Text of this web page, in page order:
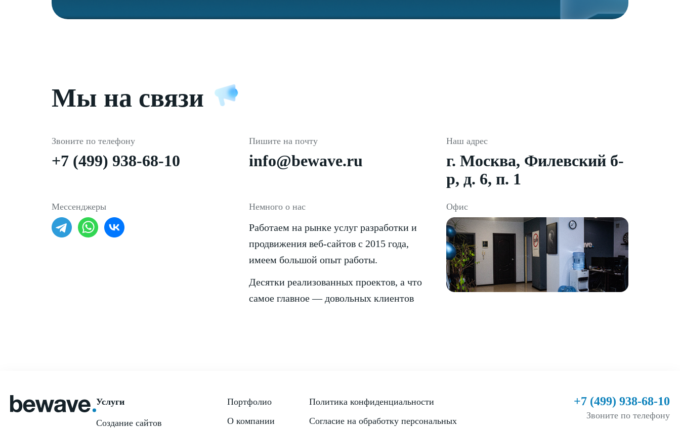
Мы на связи
Звоните по телефону
+7 (499) 938-68-10
Пишите на почту
info@bewave.ru
Наш адрес
г. Москва, Филевский б-
р, д. 6, п. 1
Мессенджеры Немного о нас
Работаем на рынке услуг разработки и
продвижения веб-сайтов с 2015 года,
имеем большой опыт работы.
Десятки реализованных проектов, а что
самое главное — довольных клиентов
Офис
Услуги
Создание сайтов
Портфолио
О компании
Политика конфиденциальности
Согласие на обработку персональных
+7 (499) 938-68-10
Звоните по телефону